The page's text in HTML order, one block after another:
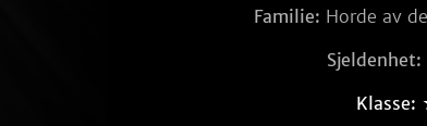
Familie: Horde av
Sjeldenhet:
Klasse: